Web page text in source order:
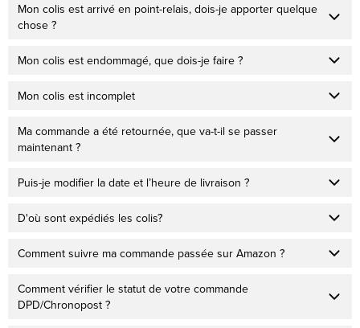
Mon colis est arrivé en point-relais, dois-je apporter quelque
chose ?
Mon colis est endommagé, que dois-je faire ?
Mon colis est incomplet
Ma commande a été retournée, que va-t-il se passer
maintenant ?
Puis-je modifier la date et l’heure de livraison ?
D'où sont expédiés les colis?
Comment suivre ma commande passée sur Amazon ?
Comment vérifier le statut de votre commande
DPD/Chronopost ?